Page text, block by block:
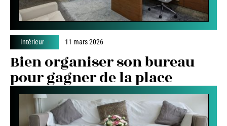
Intérieur 11 mars 2026
Bien organiser son bureau
pour gagner de la place